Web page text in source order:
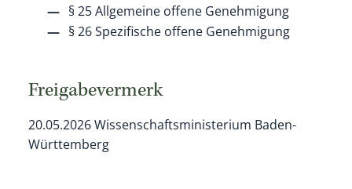
§ 25 Allgemeine offene Genehmigung
§ 26 Spezifische offene Genehmigung
Freigabevermerk
20.05.2026 Wissenschaftsministerium Baden-
Württemberg